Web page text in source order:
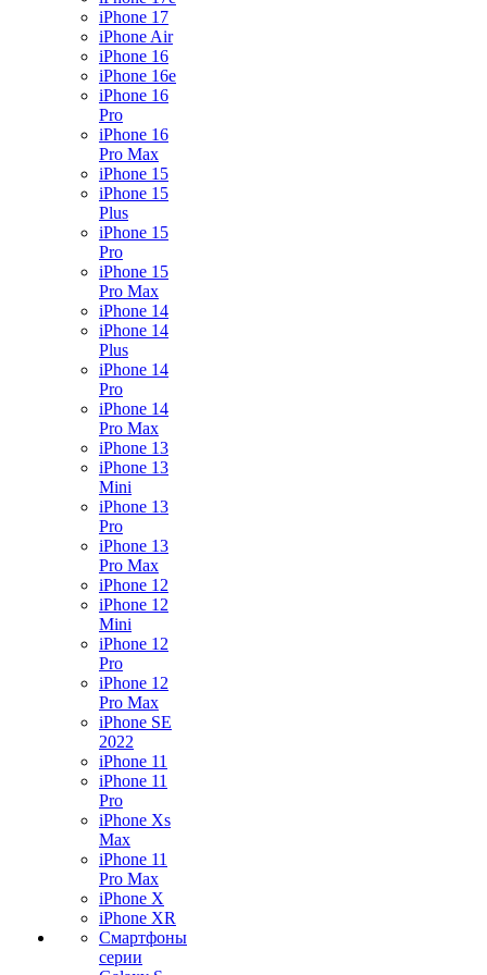
iPhone 17
iPhone Air
iPhone 16
iPhone 16e
iPhone 16
Pro
iPhone 16
Pro Max
iPhone 15
iPhone 15
Plus
iPhone 15
Pro
iPhone 15
Pro Max
iPhone 14
iPhone 14
Plus
iPhone 14
Pro
iPhone 14
Pro Max
iPhone 13
iPhone 13
Mini
iPhone 13
Pro
iPhone 13
Pro Max
iPhone 12
iPhone 12
Mini
iPhone 12
Pro
iPhone 12
Pro Max
iPhone SE
2022
iPhone 11
iPhone 11
Pro
iPhone Xs
Max
iPhone 11
Pro Max
iPhone X
iPhone XR
Смартфоны
серии